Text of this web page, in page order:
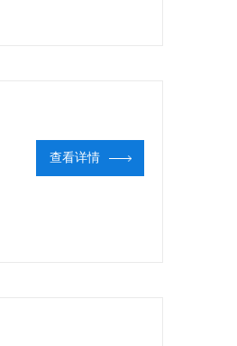
查看详情